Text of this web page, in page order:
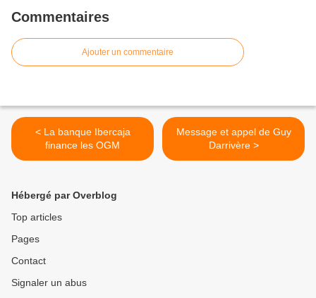
Commentaires
Ajouter un commentaire
< La banque Ibercaja
finance les OGM
Message et appel de Guy
Darrivère >
Hébergé par Overblog
Top articles
Pages
Contact
Signaler un abus